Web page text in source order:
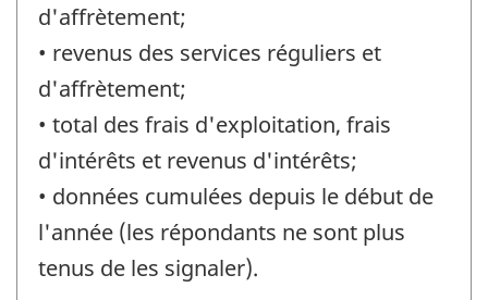
d'affrètement;
• revenus des services réguliers et
d'affrètement;
• total des frais d'exploitation, frais
d'intérêts et revenus d'intérêts;
• données cumulées depuis le début de
l'année (les répondants ne sont plus
tenus de les signaler).